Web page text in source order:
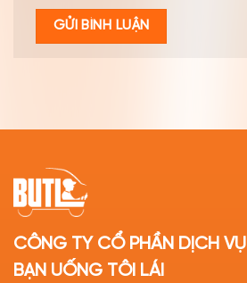
CÔNG TY CỔ PHẦN DỊCH VỤ
BẠN UỐNG TÔI LÁI